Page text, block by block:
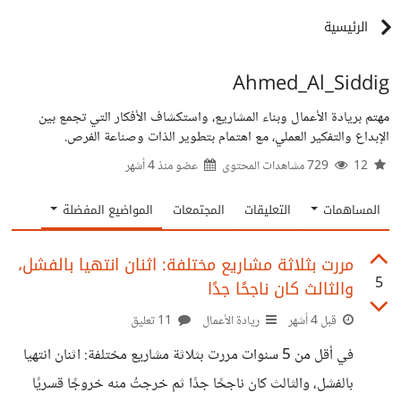
الرئيسية
Ahmed_Al_Siddig
مهتم بريادة الأعمال وبناء المشاريع، واستكشاف الأفكار التي تجمع بين
الإبداع والتفكير العملي، مع اهتمام بتطوير الذات وصناعة الفرص.
عضو منذ4 أشهر
المساهمات التعليقات المجتمعات المواضيع المفضلة
5
مررت بثلاثة مشاريع مختلفة: اثنان انتهيا بالفشل،
والثالث كان ناجحًا جدًا
قبل 4 أشهر ريادة الأعمال
في أقل من 5 سنوات مررت بثلاثة مشاريع مختلفة: اثنان انتهيا
بالفشل، والثالث كان ناجحًا جدًا ثم خرجتُ منه خروجًا قسريًا